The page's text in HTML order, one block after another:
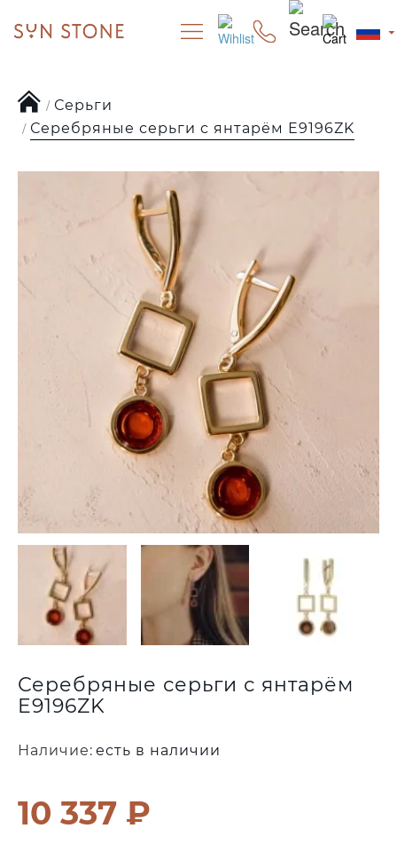
Серьги
Серебряные серьги с янтарём E9196ZK
Серебряные серьги с янтарём
E9196ZK
10 337 ₽
Наличие: есть в наличии